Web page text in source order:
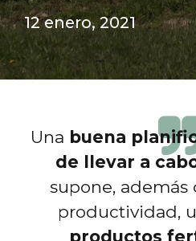
12 enero, 2021
Una buena
de llevar a
supone, además
productividad,
productos